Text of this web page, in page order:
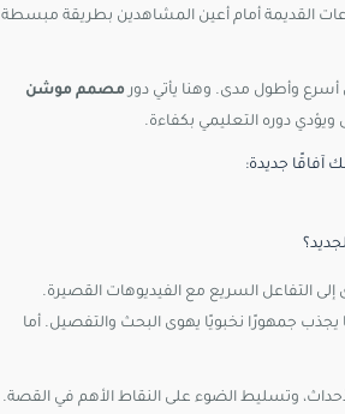
القديمة أمام أعين المشاهدين بطريقة مبسطة
أسرع وأطول مدى. وهنا يأتي دور مصمم موشن
دوره التعليمي بكفاءة.
آفاقًا جديدة:
إلى التفاعل السريع مع الفيديوهات القصيرة.
يجذب جمهورًا نخبويًا يهوى البحث والتفصيل. أما
وتسليط الضوء على النقاط الأهم في القصة.